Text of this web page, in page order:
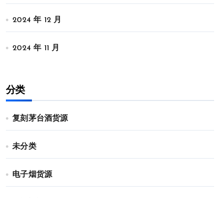
2024 年 12 月
2024 年 11 月
分类
复刻茅台酒货源
未分类
电子烟货源